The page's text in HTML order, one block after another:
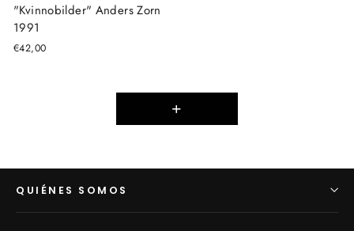
"Kvinnobilder" Anders Zorn
1991
€42,00
+
QUIÉNES SOMOS